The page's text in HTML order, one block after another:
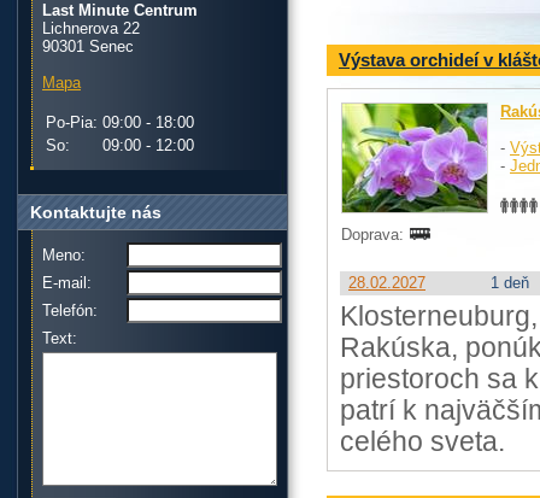
Výstava orchideí v
-
-
Doprava:
28.02.2027 1 deň
Rakúska,
priestoroch sa
patrí k
celého sveta.
Last Minute Centrum
Lichnerova 22
90301 Senec
Mapa
Po-Pia: 09:00 - 18:00
So:
09:00 - 12:00
Kontaktujte nás
Meno:
E-mail:
Telefón:
Text: